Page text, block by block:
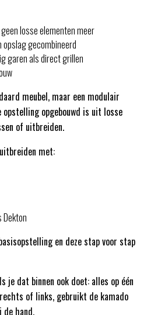
losse elementen meer
opslag gecombineerd
garen als direct grillen
meubel, maar een modulair
opgebouwd is uit losse
of uitbreiden.
met:
Dekton
en deze stap voor stap
je dat binnen ook doet: alles op één
of links, gebruikt de kamado
hand.